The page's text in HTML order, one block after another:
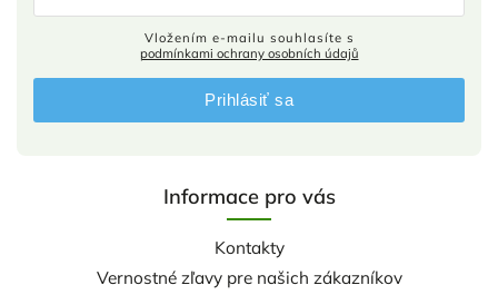
Informace pro vás
Kontakty
Vernostné zľavy pre našich zákazníkov
podmínkami ochrany osobních údajů
Prihlásiť sa